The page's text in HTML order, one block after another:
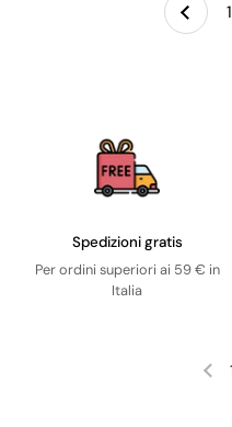
Precedente
Spedizioni gratis
Per ordini superiori ai 59 € in
Italia